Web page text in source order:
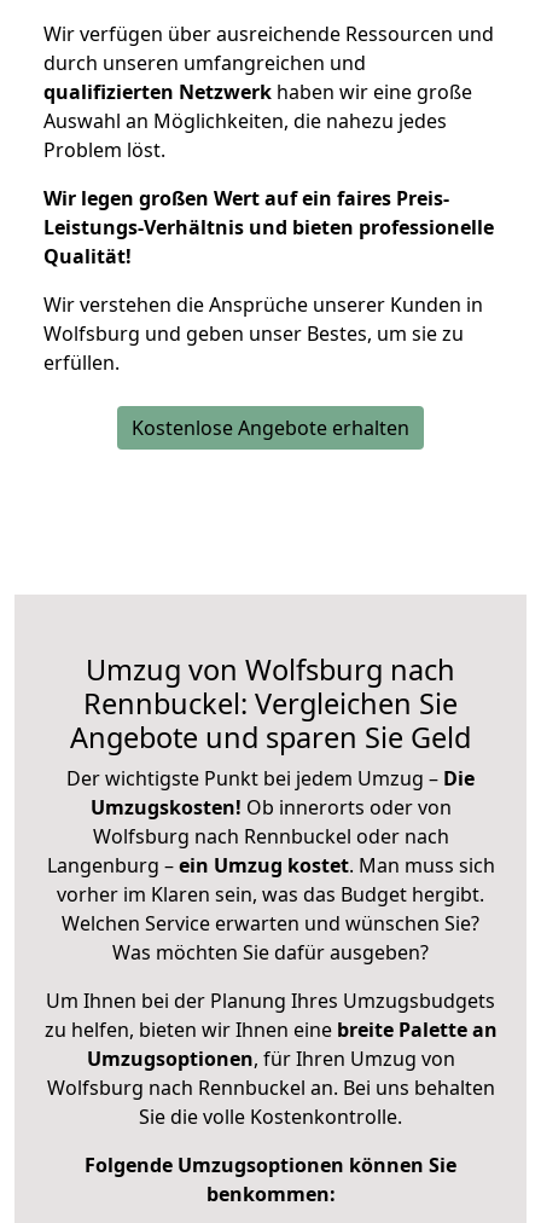
Wir verfügen über ausreichende Ressourcen und
durch unseren umfangreichen und
qualifizierten Netzwerk haben wir eine große
Auswahl an Möglichkeiten, die nahezu jedes
Problem löst.
Wir legen großen Wert auf ein faires Preis-
Leistungs-Verhältnis und bieten professionelle
Qualität!
Wir verstehen die Ansprüche unserer Kunden in
Wolfsburg und geben unser Bestes, um sie zu
erfüllen.
Kostenlose Angebote erhalten
Umzug von Wolfsburg nach
Rennbuckel: Vergleichen Sie
Angebote und sparen Sie Geld
Der wichtigste Punkt bei jedem Umzug – Die
Umzugskosten! Ob innerorts oder von
Wolfsburg nach Rennbuckel oder nach
Langenburg –ein Umzug kostet. Man muss sich
vorher im Klaren sein, was das Budget hergibt.
Welchen Service erwarten und wünschen Sie?
Was möchten Sie dafür ausgeben?
Um Ihnen bei der Planung Ihres Umzugsbudgets
zu helfen, bieten wir Ihnen eine breite Palette an
Umzugsoptionen, für Ihren Umzug von
Wolfsburg nach Rennbuckel an. Bei uns behalten
Sie die volle Kostenkontrolle.
Folgende Umzugsoptionen können Sie
benkommen: